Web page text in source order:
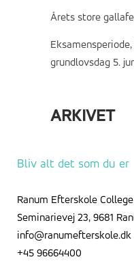
Årets store
grundlovsdag 5.
ARKIVET
Bliv alt det som du er
Ranum Efterskole College
Seminarievej 23, 9681
info@ranumefterskole.dk
+45 96664400